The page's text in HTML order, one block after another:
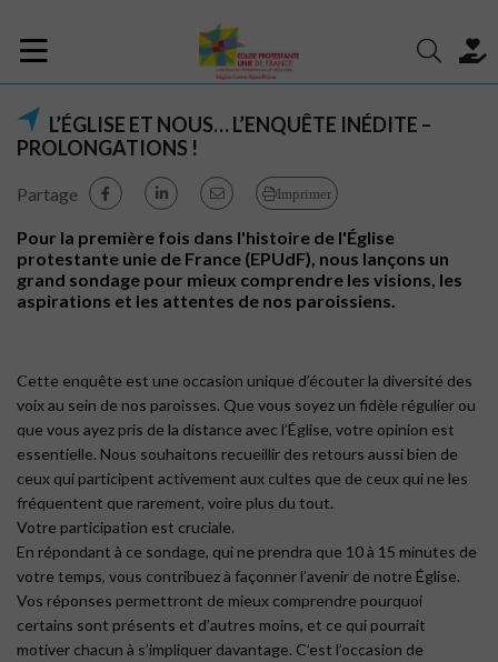
L’ÉGLISE ET NOUS… L’ENQUÊTE INÉDITE –
PROLONGATIONS !
Partage Imprimer
Pour la première fois dans l'histoire de l'Église
protestante unie de France (EPUdF), nous lançons un
grand sondage pour mieux comprendre les visions, les
aspirations et les attentes de nos paroissiens.
Cette enquête est une occasion unique d’écouter la diversité des
voix au sein de nos paroisses. Que vous soyez un fidèle régulier ou
que vous ayez pris de la distance avec l’Église, votre opinion est
essentielle. Nous souhaitons recueillir des retours aussi bien de
ceux qui participent activement aux cultes que de ceux qui ne les
fréquentent que rarement, voire plus du tout.
Votre participation est cruciale.
En répondant à ce sondage, qui ne prendra que 10 à 15 minutes de
votre temps, vous contribuez à façonner l’avenir de notre Église.
Vos réponses permettront de mieux comprendre pourquoi
certains sont présents et d’autres moins, et ce qui pourrait
motiver chacun à s’impliquer davantage. C’est l’occasion de